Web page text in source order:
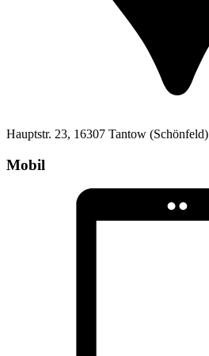
Hauptstr. 23, 16307 Tantow (Schönfeld)
Mobil